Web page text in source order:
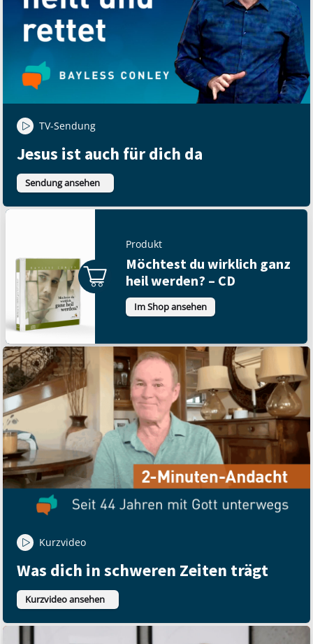
TV-Sendung
Jesus ist auch für dich da
Sendung ansehen
Produkt
Möchtest du wirklich ganz
heil werden? – CD
Im Shop ansehen
Kurzvideo
Was dich in schweren Zeiten trägt
Kurzvideo ansehen